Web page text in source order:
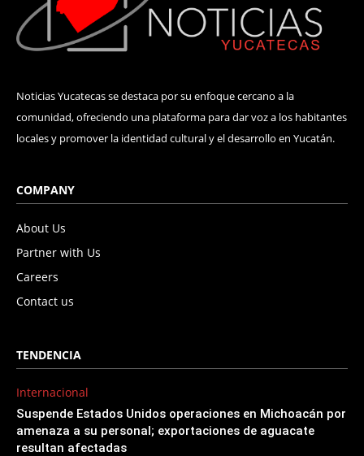
Noticias Yucatecas se destaca por su enfoque cercano a la
comunidad, ofreciendo una plataforma para dar voz a los habitantes
locales y promover la identidad cultural y el desarrollo en Yucatán.
COMPANY
About Us
Partner with Us
Careers
Contact us
TENDENCIA
Internacional
Suspende Estados Unidos operaciones en Michoacán por
amenaza a su personal; exportaciones de aguacate
resultan afectadas